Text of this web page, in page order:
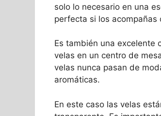
solo lo necesario en una
perfecta si los acompañas
Es también una excelente
velas en un centro de
velas nunca pasan de
aromáticas.
En este caso las velas